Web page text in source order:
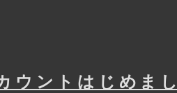
ウントはじめまし